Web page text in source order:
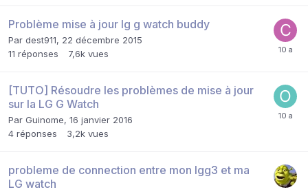
Problème mise à jour lg g watch buddy
Par dest911, 22 décembre 2015
11 réponses 7,6k vues
[TUTO] Résoudre les problèmes de mise à jour
sur la LG G Watch
Par Guinome, 16 janvier 2016
4 réponses 3,2k vues
probleme de connection entre mon lgg3 et ma
LG watch